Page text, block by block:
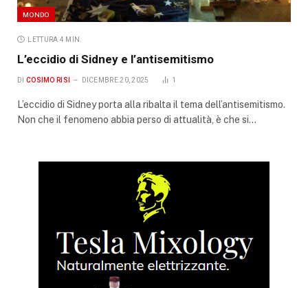
MONDO
LETTURA 4 MIN.
L’eccidio di Sidney e l’antisemitismo
DI COSIMO RISI DICEMBRE 20, 2025 1
L’eccidio di Sidney porta alla ribalta il tema dell’antisemitismo.
Non che il fenomeno abbia perso di attualità, è che si…